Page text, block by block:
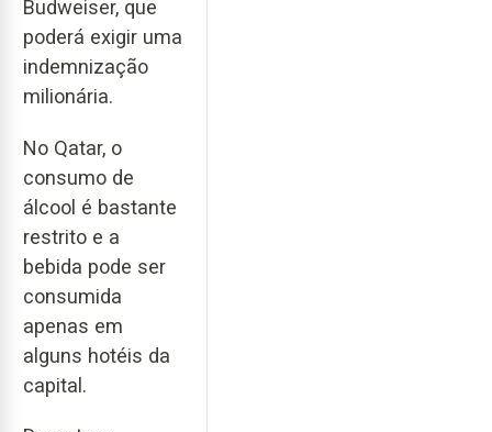
Budweiser, que
poderá exigir uma
indemnização
milionária.
No Qatar, o
consumo de
álcool é bastante
restrito e a
bebida pode ser
consumida
apenas em
alguns hotéis da
capital.